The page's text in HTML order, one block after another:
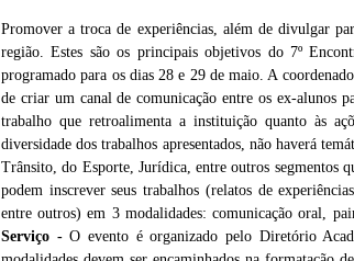
Promover a troca de experiências, além de divulgar
região. Estes são os principais objetivos do 7º
programado para os dias 28 e 29 de maio. A
de criar um canal de comunicação entre os ex-alunos
trabalho que retroalimenta a instituição quanto às
diversidade dos trabalhos apresentados, não haverá
Trânsito, do Esporte, Jurídica, entre outros segmentos
podem inscrever seus trabalhos (relatos de
entre outros) em 3 modalidades: comunicação oral,
Serviço -O evento é organizado pelo Diretório